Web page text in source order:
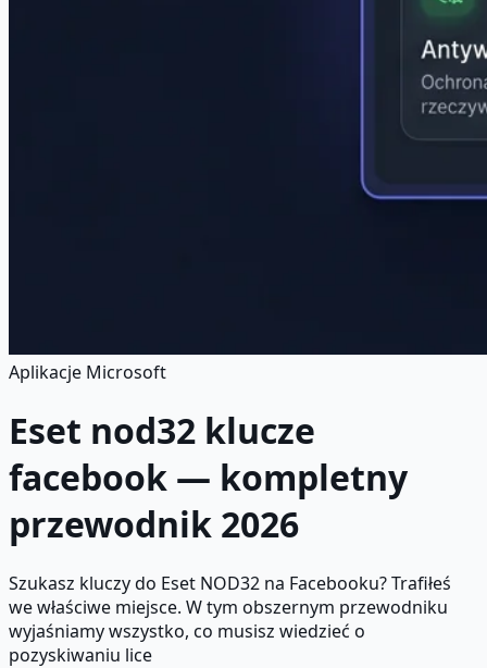
Aplikacje Microsoft
Eset nod32 klucze
facebook — kompletny
przewodnik 2026
Szukasz kluczy do Eset NOD32 na Facebooku? Trafiłeś
we właściwe miejsce. W tym obszernym przewodniku
wyjaśniamy wszystko, co musisz wiedzieć o
pozyskiwaniu lice